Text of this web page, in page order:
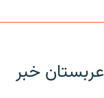
خبر